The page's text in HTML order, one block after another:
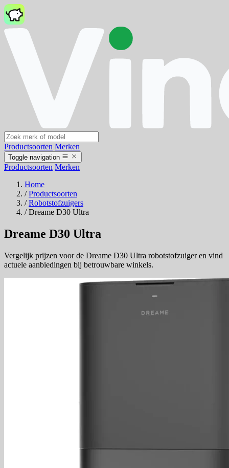
Productsoorten Merken
Toggle navigation
Productsoorten Merken
Home
/ Productsoorten
/ Robotstofzuigers
/ Dreame D30 Ultra
Dreame D30 Ultra
Vergelijk prijzen voor de Dreame D30 Ultra robotstofzuiger en vind
actuele aanbiedingen bij betrouwbare winkels.